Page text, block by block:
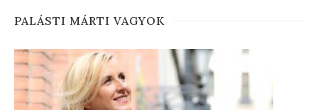
PALÁSTI MÁRTI VAGYOK